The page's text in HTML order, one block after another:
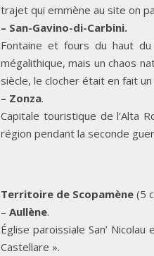
trajet qui emmène au site on
– San-Gavino-di-Carbini.
Fontaine et fours du haut
mégalithique, mais un chaos
siècle, le clocher était en fait
– Zonza.
Capitale touristique de l’Alta
région pendant la seconde
Territoire de Scopamène (5
– Aullène.
Église paroissiale San’
Castellare ».